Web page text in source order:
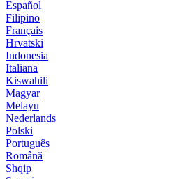
Español
Filipino
Français
Hrvatski
Indonesia
Italiana
Kiswahili
Magyar
Melayu
Nederlands
Polski
Português
Română
Shqip